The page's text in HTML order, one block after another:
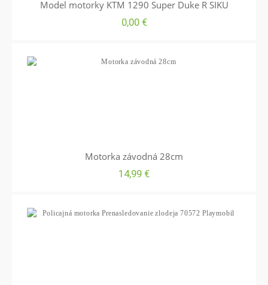
Model motorky KTM 1290 Super Duke R SIKU
0,00 €
Motorka závodná 28cm
14,99 €